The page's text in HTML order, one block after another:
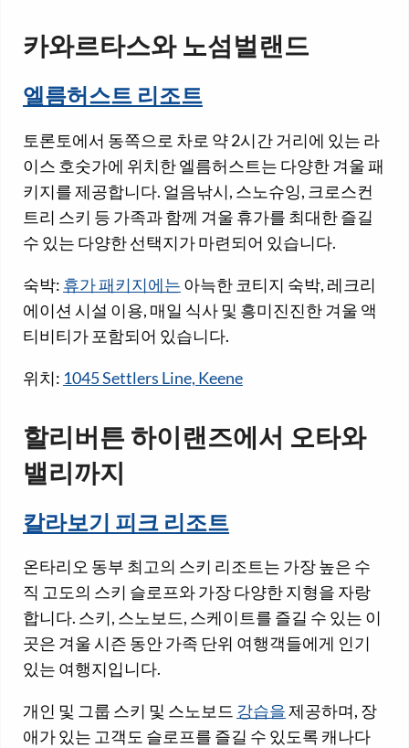
카와르타스와 노섬벌랜드
엘름허스트 리조트
토론토에서 동쪽으로 차로 약 2시간 거리에 있는 라
이스 호숫가에 위치한 엘름허스트는 다양한 겨울 패
키지를 제공합니다. 얼음낚시, 스노슈잉, 크로스컨
트리 스키 등 가족과 함께 겨울 휴가를 최대한 즐길
수 있는 다양한 선택지가 마련되어 있습니다.
숙박: 휴가 패키지에는 아늑한 코티지 숙박, 레크리
에이션 시설 이용, 매일 식사 및 흥미진진한 겨울 액
티비티가 포함되어 있습니다.
위치: 1045 Settlers Line, Keene
할리버튼 하이랜즈에서 오타와
밸리까지
칼라보기 피크 리조트
온타리오 동부 최고의 스키 리조트는 가장 높은 수
직 고도의 스키 슬로프와 가장 다양한 지형을 자랑
합니다. 스키, 스노보드, 스케이트를 즐길 수 있는 이
곳은 겨울 시즌 동안 가족 단위 여행객들에게 인기
있는 여행지입니다.
개인 및 그룹 스키 및 스노보드 강습을제공하며, 장
애가 있는 고객도 슬로프를 즐길 수 있도록 캐나다